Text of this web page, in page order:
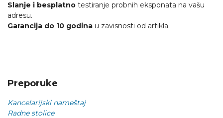
Slanje i besplatno testiranje probnih eksponata na vašu
adresu.
Garancija do 10 godina u zavisnosti od artikla.
Preporuke
Kancelarijski nameštaj
Radne stolice